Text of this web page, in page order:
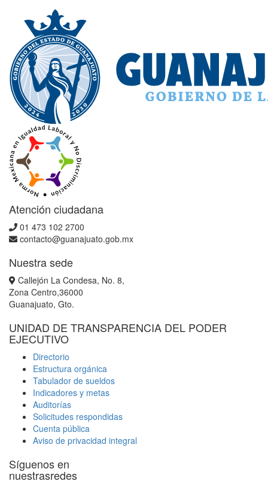
Atención ciudadana
01 473 102 2700
contacto@guanajuato.gob.mx
Nuestra sede
Callejón La Condesa, No. 8,
Zona Centro,36000
Guanajuato, Gto.
UNIDAD DE TRANSPARENCIA DEL PODER
EJECUTIVO
Directorio
Estructura orgánica
Tabulador de sueldos
Indicadores y metas
Auditorías
Solicitudes respondidas
Cuenta pública
Aviso de privacidad integral
Síguenos en
nuestrasredes